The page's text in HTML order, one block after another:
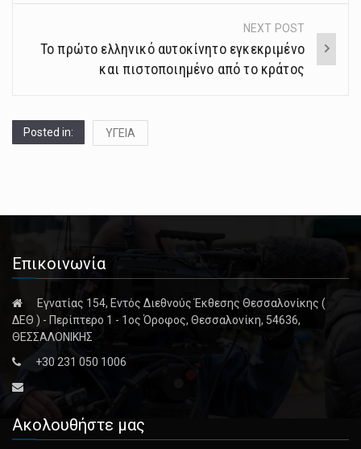
NEXT POST
Το πρώτο ελληνικό αυτοκίνητο εγκεκριμένο
και πιστοποιημένο από το κράτος
Posted in: ΥΓΕΙΑ
Επικοινωνία
Εγνατίας 154, Εντός Διεθνούς Έκθεσης Θεσσαλονίκης (
ΔΕΘ ) - Περίπτερο 1 - 1ος Όροφος, Θεσσαλονίκη, 54636,
ΘΕΣΣΑΛΟΝΙΚΗΣ
+30 231 050 1006
Ακολουθήστε μας